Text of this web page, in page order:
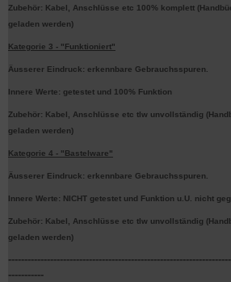
Zubehör: Kabel, Anschlüsse etc 100% komplett
geladen werden)
Kategorie 3 - "Funktioniert"
Äusserer Eindruck: erkennbare Gebrauchsspuren.
Innere Werte: getestet und 100% Funktion
Zubehör: Kabel, Anschlüsse etc tlw unvollständig
geladen werden)
Kategorie 4 - "Bastelware"
Äusserer Eindruck: erkennbare Gebrauchsspuren.
Innere Werte: NICHT getestet und Funktion u.U. nicht
Zubehör: Kabel, Anschlüsse etc tlw unvollständig
geladen werden)
-----------